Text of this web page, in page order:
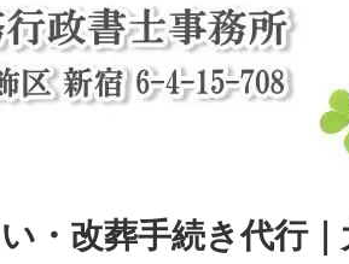
・改葬手続き代行